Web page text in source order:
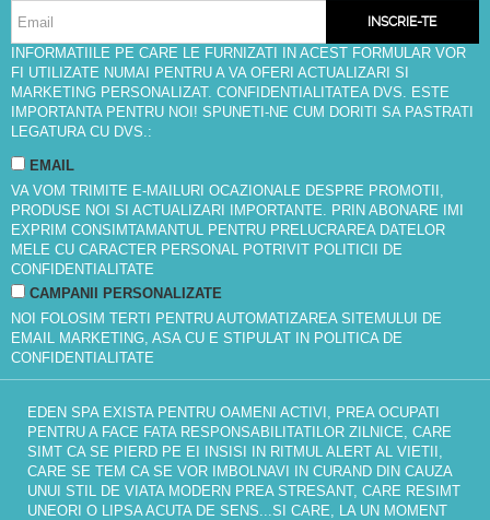
INSCRIE-TE
INFORMATIILE PE CARE LE FURNIZATI IN ACEST FORMULAR VOR
FI UTILIZATE NUMAI PENTRU A VA OFERI ACTUALIZARI SI
MARKETING PERSONALIZAT. CONFIDENTIALITATEA DVS. ESTE
IMPORTANTA PENTRU NOI! SPUNETI-NE CUM DORITI SA PASTRATI
LEGATURA CU DVS.:
EMAIL
VA VOM TRIMITE E-MAILURI OCAZIONALE DESPRE PROMOTII,
PRODUSE NOI SI ACTUALIZARI IMPORTANTE. PRIN ABONARE IMI
EXPRIM CONSIMTAMANTUL PENTRU PRELUCRAREA DATELOR
MELE CU CARACTER PERSONAL POTRIVIT POLITICII DE
CONFIDENTIALITATE
CAMPANII PERSONALIZATE
NOI FOLOSIM TERTI PENTRU AUTOMATIZAREA SITEMULUI DE
EMAIL MARKETING, ASA CU E STIPULAT IN POLITICA DE
CONFIDENTIALITATE
EDEN SPA EXISTA PENTRU OAMENI ACTIVI, PREA OCUPATI
PENTRU A FACE FATA RESPONSABILITATILOR ZILNICE, CARE
SIMT CA SE PIERD PE EI INSISI IN RITMUL ALERT AL VIETII,
CARE SE TEM CA SE VOR IMBOLNAVI IN CURAND DIN CAUZA
UNUI STIL DE VIATA MODERN PREA STRESANT, CARE RESIMT
UNEORI O LIPSA ACUTA DE SENS...SI CARE, LA UN MOMENT